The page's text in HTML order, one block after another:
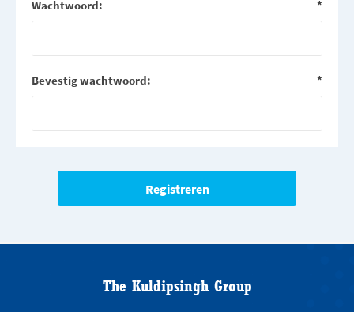
Wachtwoord: *
Bevestig wachtwoord: *
The Kuldipsingh Group